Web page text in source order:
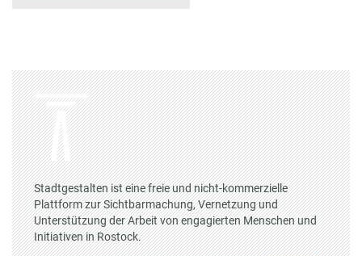
Stadtgestalten ist eine freie und nicht-kommerzielle
Plattform zur Sichtbarmachung, Vernetzung und
Unterstützung der Arbeit von engagierten Menschen und
Initiativen in Rostock.